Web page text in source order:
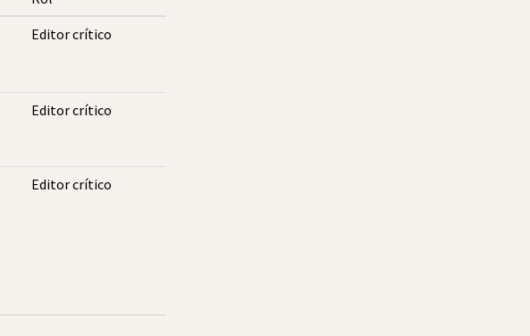
Editor crítico
Editor crítico
Editor crítico